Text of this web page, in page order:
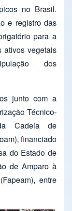
no Brasil.
e registro das
para a
ativos vegetais
dos
junto com a
Técnico-
Cadeia de
financiado
do Estado de
de Amparo à
entre